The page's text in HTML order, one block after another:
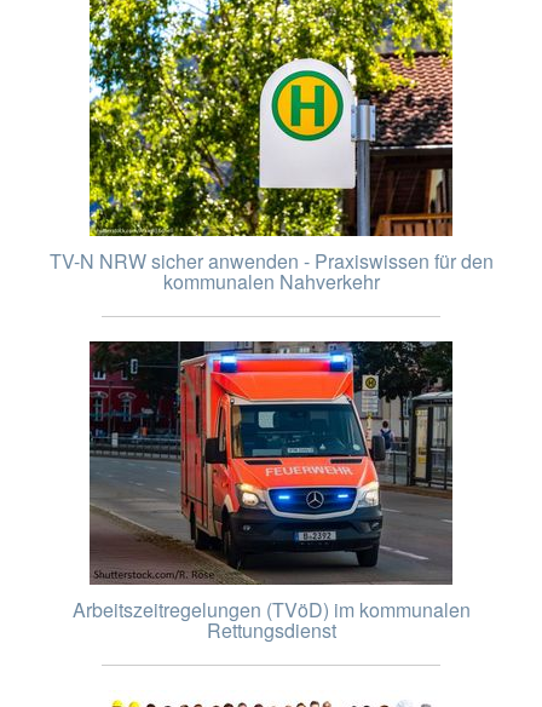
TV-N NRW sicher anwenden - Praxiswissen für den
kommunalen Nahverkehr
Arbeitszeitregelungen (TVöD) im kommunalen
Rettungsdienst